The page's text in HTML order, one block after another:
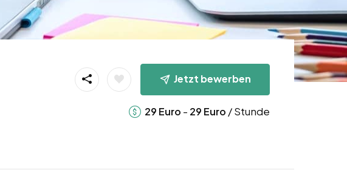
Jetzt bewerben
29 Euro - 29 Euro / Stunde